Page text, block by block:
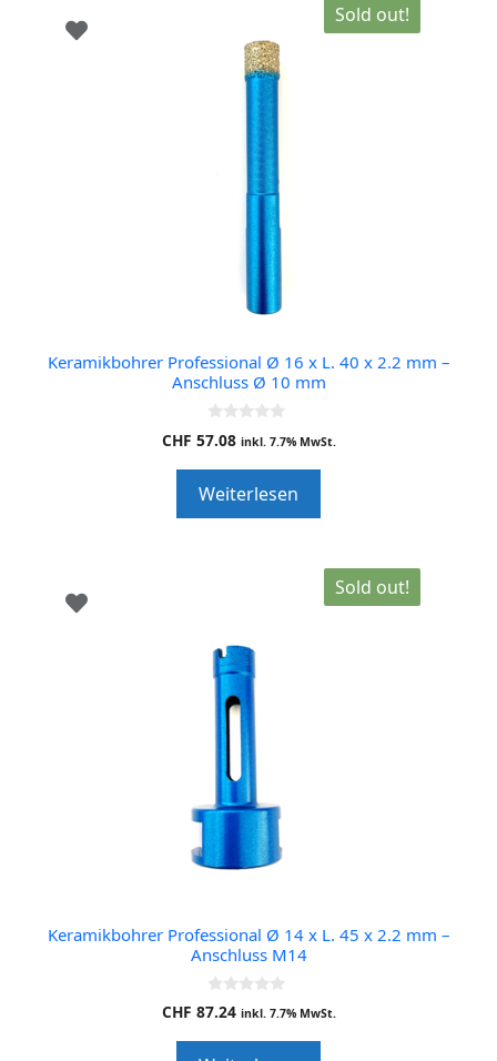
Sold out!
Keramikbohrer Professional Ø 16 x L. 40 x 2.2 mm –
Anschluss Ø 10 mm
0
o
o
f
5
CHF 57.08 inkl. 7.7% MwSt.
Weiterlesen
Sold out!
Keramikbohrer Professional Ø 14 x L. 45 x 2.2 mm –
Anschluss M14
0
o
CHF 87.24 inkl. 7.7% MwSt.